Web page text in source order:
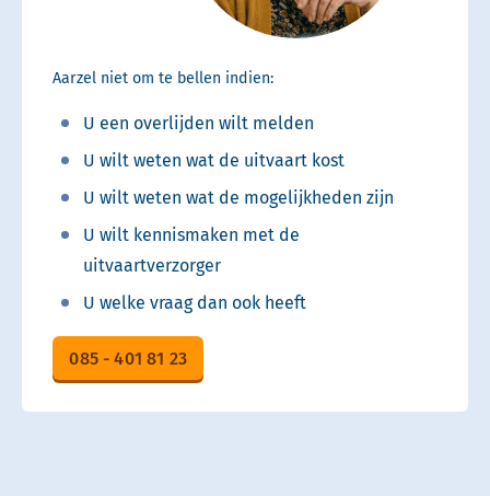
Aarzel niet om te bellen indien:
U een overlijden wilt melden
U wilt weten wat de uitvaart kost
U wilt weten wat de mogelijkheden zijn
U wilt kennismaken met de
uitvaartverzorger
U welke vraag dan ook heeft
085 - 401 81 23